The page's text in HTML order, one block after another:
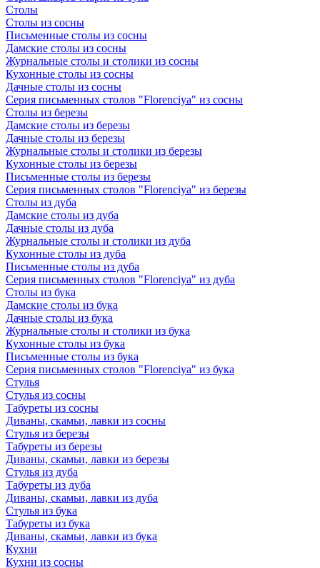
Столы
Столы из сосны
Письменные столы из сосны
Дамские столы из сосны
Журнальные столы и столики из сосны
Кухонные столы из сосны
Дачные столы из сосны
Серия письменных столов "Florenciya" из сосны
Столы из березы
Дамские столы из березы
Дачные столы из березы
Журнальные столы и столики из березы
Кухонные столы из березы
Письменные столы из березы
Серия письменных столов "Florenciya" из березы
Столы из дуба
Дамские столы из дуба
Дачные столы из дуба
Журнальные столы и столики из дуба
Кухонные столы из дуба
Письменные столы из дуба
Серия письменных столов "Florenciya" из дуба
Столы из бука
Дамские столы из бука
Дачные столы из бука
Журнальные столы и столики из бука
Кухонные столы из бука
Письменные столы из бука
Серия письменных столов "Florenciya" из бука
Стулья
Стулья из сосны
Табуреты из сосны
Диваны, скамьи, лавки из сосны
Стулья из березы
Табуреты из березы
Диваны, скамьи, лавки из березы
Стулья из дуба
Табуреты из дуба
Диваны, скамьи, лавки из дуба
Стулья из бука
Табуреты из бука
Диваны, скамьи, лавки из бука
Кухни
Кухни из сосны